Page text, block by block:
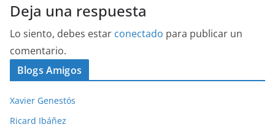
Deja una respuesta
Lo siento, debes estar conectado para publicar un
comentario.
Blogs Amigos
Xavier Genestós
Ricard Ibáñez